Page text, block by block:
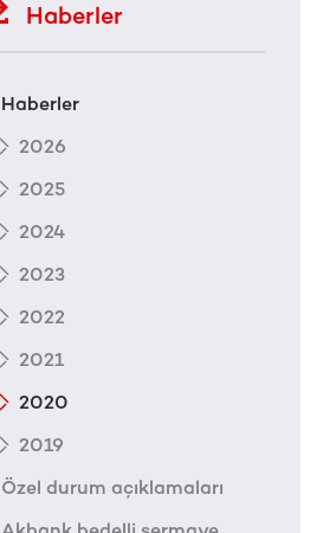
Haberler
Haberler
2026
2025
2024
2023
2022
2021
2020
2019
Özel durum açıklamaları